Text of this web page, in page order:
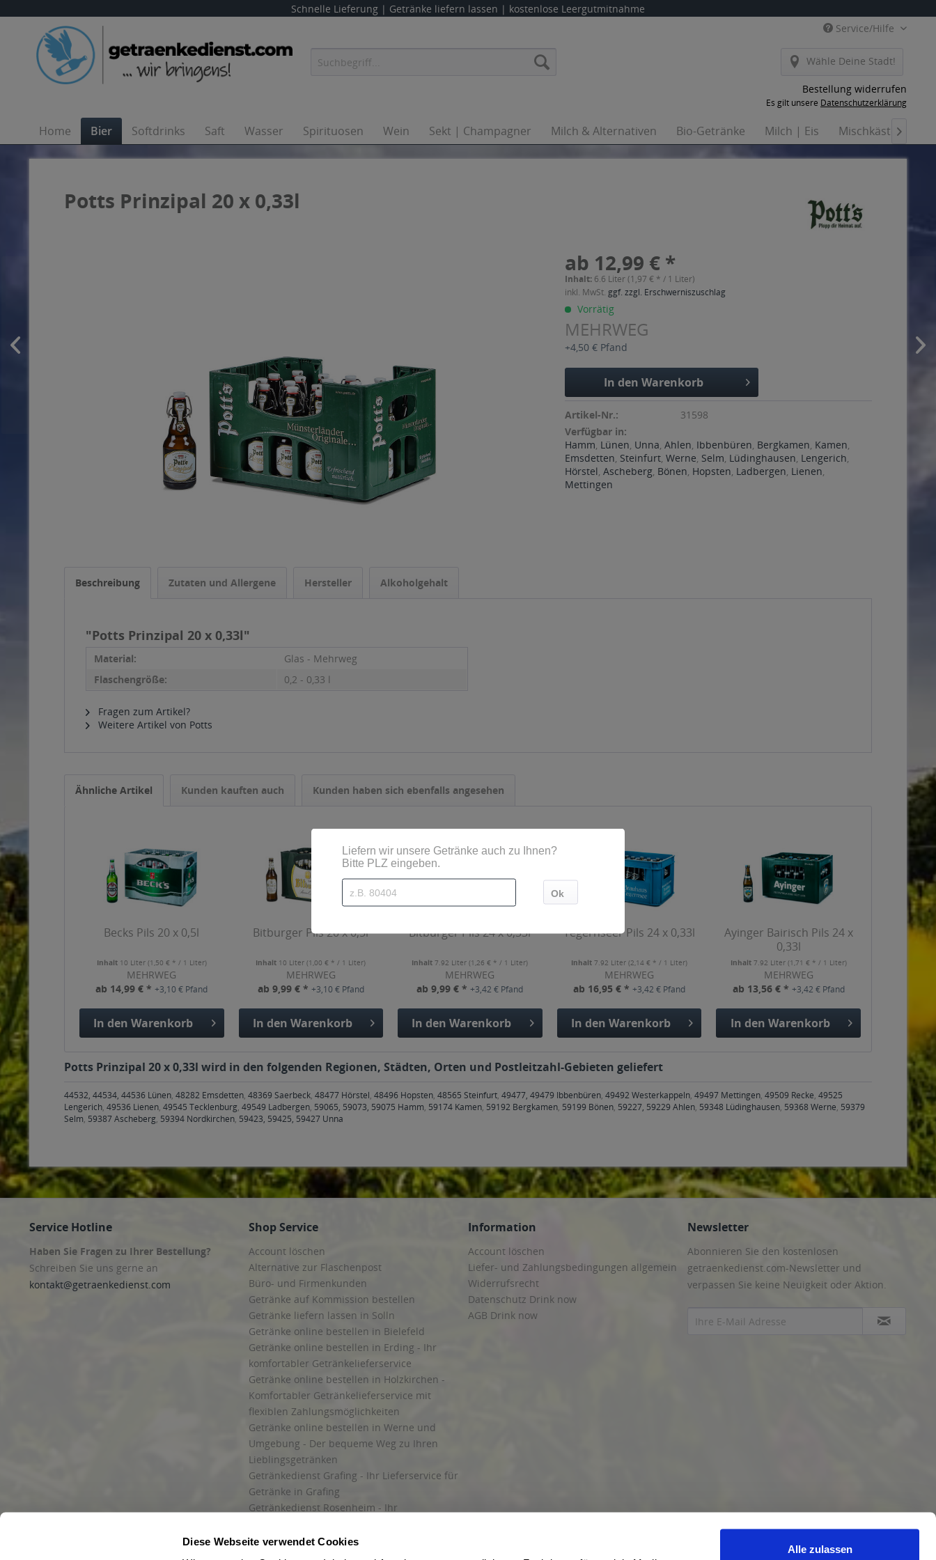
Diese Webseite verwendet Cookies
Alle zulassen
Schnelle Lieferung | Getränke liefern lassen | kostenlose Leergutmitnahme
Service/Hilfe
Wähle Deine Stadt!
Bestellung widerrufen
Es gilt unsere Datenschutzerklärung
Home Bier Softdrinks Saft Wasser Spirituosen Wein Sekt | Champagner Milch & Alternativen Bio-Getränke Milch | Eis Mischkästen

Potts Prinzipal 20 x 0,33l
ab 12,99 € *
Inhalt: 6.6 Liter (1,97 € * / 1 Liter)
inkl. MwSt. ggf. zzgl. Erschwerniszuschlag
Vorrätig
MEHRWEG
+4,50 € Pfand
In den Warenkorb
Artikel-Nr.:
31598
Verfügbar in:
Hamm, Lünen, Unna,Ahlen, Ibbenbüren, Bergkamen, Kamen,
Emsdetten, Steinfurt,Werne, Selm, Lüdinghausen, Lengerich,
Hörstel,Ascheberg, Bönen, Hopsten, Ladbergen, Lienen,
Mettingen
Beschreibung Zutaten und Allergene Hersteller Alkoholgehalt
"Potts Prinzipal 20 x 0,33l"
Material:
Glas - Mehrweg
Flaschengröße:
0,2 - 0,33 l
Fragen zum Artikel?
Weitere Artikel von Potts
Ähnliche Artikel Kunden kauften auch Kunden haben sich ebenfalls angesehen
Becks Pils 20 x 0,5l
Inhalt 10 Liter (1,50 € * / 1 Liter)
MEHRWEG
ab 14,99 € *+3,10 € Pfand
In den Warenkorb
Bitburger Pils 20 x 0,5l
Inhalt 10 Liter(1,00 € * / 1 Liter)
MEHRWEG
ab 9,99 € * +3,10 € Pfand
In den Warenkorb
Bitburger Pils 24 x 0,33l
Inhalt7.92 Liter(1,26 € * / 1 Liter)
MEHRWEG
ab 9,99 € *+3,42 € Pfand
In den Warenkorb
Tegernseer Pils 24 x 0,33l
Inhalt7.92 Liter(2,14 € * / 1 Liter)
MEHRWEG
ab 16,95 € *+3,42 € Pfand
In den Warenkorb
Ayinger Bairisch Pils 24 x
0,33l
Inhalt 7.92 Liter (1,71 € * / 1 Liter)
MEHRWEG
ab 13,56 € * +3,42 € Pfand
In den Warenkorb
Potts Prinzipal 20 x 0,33l wird in den folgenden Regionen, Städten, Orten und Postleitzahl-Gebieten geliefert
44532, 44534, 44536 Lünen, 48282 Emsdetten, 48369 Saerbeck, 48477 Hörstel, 48496 Hopsten, 48565 Steinfurt, 49477, 49479 Ibbenbüren, 49492 Westerkappeln, 49497 Mettingen, 49509 Recke, 49525
Lengerich, 49536 Lienen, 49545 Tecklenburg, 49549 Ladbergen, 59065, 59073, 59075 Hamm, 59174 Kamen, 59192 Bergkamen, 59199 Bönen, 59227, 59229 Ahlen, 59348 Lüdinghausen, 59368 Werne, 59379
Selm, 59387 Ascheberg, 59394 Nordkirchen, 59423, 59425, 59427 Unna
Service Hotline
Haben Sie Fragen zu Ihrer Bestellung?
Schreiben Sie uns gerne an
kontakt@getraenkedienst.com
Shop Service
Account löschen
Alternative zur Flaschenpost
Büro- und Firmenkunden
Getränke auf Kommission bestellen
Getränke liefern lassen in Solln
Getränke online bestellen in Bielefeld
Getränke online bestellen in Erding - Ihr
komfortabler Getränkelieferservice
Getränke online bestellen in Holzkirchen -
Komfortabler Getränkelieferservice mit
flexiblen Zahlungsmöglichkeiten
Getränke online bestellen in Werne und
Umgebung - Der bequeme Weg zu Ihren
Lieblingsgetränken
Getränkedienst Grafing - Ihr Lieferservice für
Getränke in Grafing
Getränkedienst Rosenheim - Ihr
und Umgebung
Information
Account löschen
Liefer- und Zahlungsbedingungen allgemein
Widerrufsrecht
Datenschutz Drink now
AGB Drink now
Newsletter
Abonnieren Sie den kostenlosen
getraenkedienst.com-Newsletter und
verpassen Sie keine Neuigkeit oder Aktion.